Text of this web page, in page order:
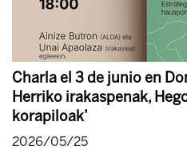
Charla el 3 de junio en
Herriko irakaspenak,
korapiloak’
2026/05/25